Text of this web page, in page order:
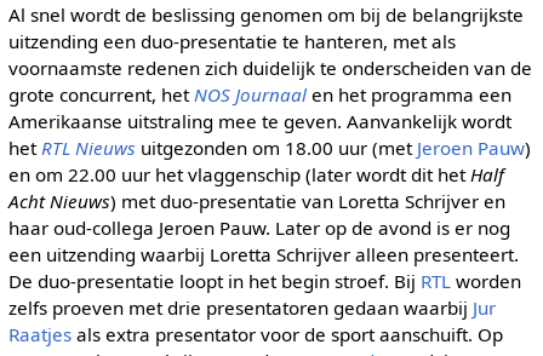
Al snel wordt de beslissing genomen om bij de belangrijkste
uitzending een duo-presentatie te hanteren, met als
voornaamste redenen zich duidelijk te onderscheiden van de
grote concurrent, het NOS Journaalen het programma een
Amerikaanse uitstraling mee te geven. Aanvankelijk wordt
het RTL Nieuws uitgezonden om 18.00 uur (met Jeroen Pauw)
en om 22.00 uur het vlaggenschip (later wordt dit het Half
Acht Nieuws) met duo-presentatie van Loretta Schrijver en
haar oud-collega Jeroen Pauw. Later op de avond is er nog
een uitzending waarbij Loretta Schrijver alleen presenteert.
De duo-presentatie loopt in het begin stroef. Bij RTL worden
zelfs proeven met drie presentatoren gedaan waarbij Jur
Raatjesals extra presentator voor de sport aanschuift. Op